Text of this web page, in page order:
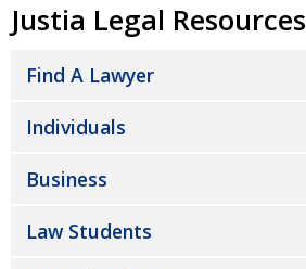
Justia Legal Resources
Find A Lawyer
Individuals
Business
Law Students